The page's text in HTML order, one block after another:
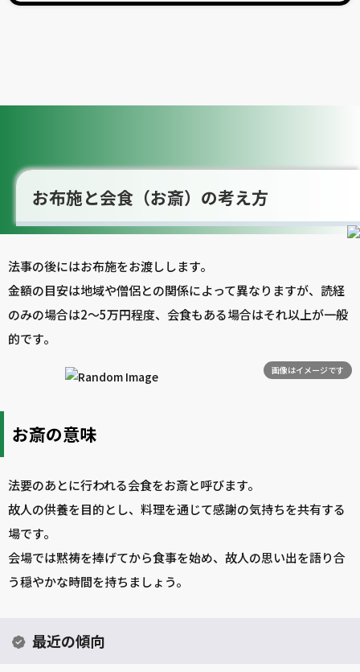
お布施と会食（お斎）の考え方
法事の後にはお布施をお渡しします。
金額の目安は地域や僧侶との関係によって異なりますが、読経
のみの場合は2〜5万円程度、会食もある場合はそれ以上が一般
的です。
画像はイメージです
お斎の意味
法要のあとに行われる会食をお斎と呼びます。
故人の供養を目的とし、料理を通じて感謝の気持ちを共有する
場です。
会場では黙祷を捧げてから食事を始め、故人の思い出を語り合
う穏やかな時間を持ちましょう。
最近の傾向